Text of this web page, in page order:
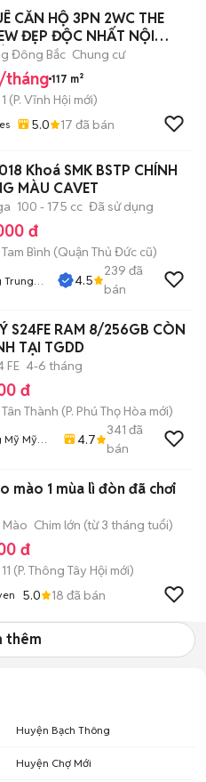
CĂN HỘ 3PN 2WC THE
ĐẸP ĐỘC NHẤT NỘI
Đông Bắc Chung cư
tháng 117 m²
(P. Vĩnh Hội mới)
5.0 17 đã bán
Khoá SMK BSTP CHÍNH
MÀU CAVET
100 - 175 cc Đã sử dụng
đ
Bình (Quận Thủ Đức cũ)
Trung
4.5
239 đã
bán
S24FE RAM 8/256GB CÒN
TẠI TGDD
FE 4-6 tháng
đ
Thành (P. Phú Thọ Hòa mới)
Mỹ Mỹ
4.7
341 đã
bán
mào 1 mùa lì đòn đã chơi
Mào Chim lớn (từ 3 tháng tuổi)
đ
(P. Thông Tây Hội mới)
5.0 18 đã bán
thêm
Huyện Bạch Thông
Huyện Chợ Mới